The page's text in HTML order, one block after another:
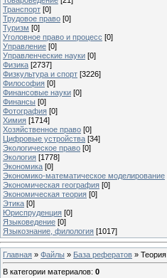
Транспорт [0]
Трудовое право [0]
Туризм [0]
Уголовное право и процесс [0]
Управление [0]
Управленческие науки [0]
Физика [2737]
Физкультура и спорт [3226]
Философия [0]
Финансовые науки [0]
Финансы [0]
Фотография [0]
Химия [1714]
Хозяйственное право [0]
Цифровые устройства [34]
Экологическое право [0]
Экология [1778]
Экономика [0]
Экономико-математическое моделирование
Экономическая география [0]
Экономическая теория [0]
Этика [0]
Юриспруденция [0]
Языковедение [0]
Языкознание, филология [1017]
Главная » Файлы » База рефератов »
В категории материалов: 0